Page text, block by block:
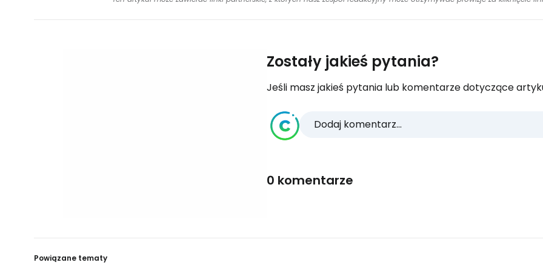
Zostały jakieś pytania?
Jeśli masz jakieś pytania lub komentarze dotyczące
Dodaj komentarz...
0 komentarze
Powiązane tematy